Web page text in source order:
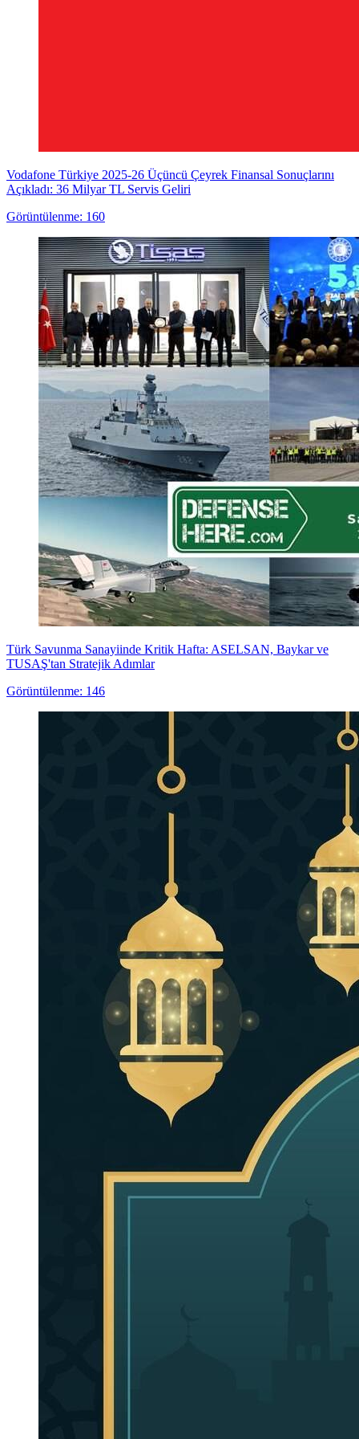
Vodafone Türkiye 2025-26 Üçüncü Çeyrek Finansal Sonuçlarını
Açıkladı: 36 Milyar TL Servis Geliri
Görüntülenme: 160
Türk Savunma Sanayiinde Kritik Hafta: ASELSAN, Baykar ve
TUSAŞ'tan Stratejik Adımlar
Görüntülenme: 146